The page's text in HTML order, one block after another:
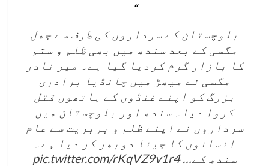
بلوچستان کے سرداروں کی طرف سے جھل
مگسی کے بعد سندھ میں بھی ظلم و ستم
کا بازار گرم کردیا گیا ہے۔ میر نادر
مگسی نے میھڑ میں چانڈیا برادری
بزرگ کو اپنے غنڈوں کے ہاتھوں قتل
کروا دیا۔ سندھ اور بلوچستان میں
سرداروں نے اپنے ظلم و بربریت سے عام
انسانوں کا جینا دوبھر کر دیا ہے۔
سندھ کے…pic.twitter.com/rKqVZ9v1r4